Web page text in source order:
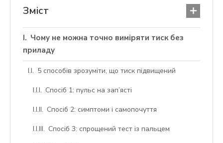
Зміст
Чому не можна точно виміряти тиск без
приладу
5 способів зрозуміти, що тиск підвищений
Спосіб 1: пульс на зап’ясті
Спосіб 2: симптоми і самопочуття
Спосіб 3: спрощений тест із пальцем